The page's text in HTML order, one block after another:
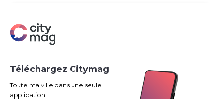
Téléchargez Citymag
Toute ma ville dans une seule
application